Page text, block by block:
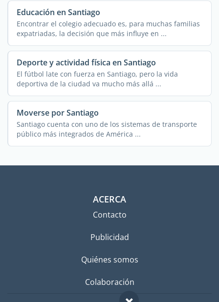
Educación en Santiago
Encontrar el colegio adecuado es, para muchas familias
expatriadas, la decisión que más influye en ...
Deporte y actividad física en Santiago
El fútbol late con fuerza en Santiago, pero la vida
deportiva de la ciudad va mucho más allá ...
Moverse por Santiago
Santiago cuenta con uno de los sistemas de transporte
público más integrados de América ...
ACERCA
Contacto
Publicidad
Quiénes somos
Colaboración